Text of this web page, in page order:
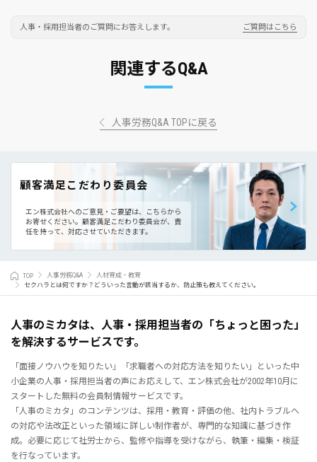
人事・採用担当者のご質問にお答えします。 ご質問はこちら
関連するQ&A
人事労務Q&A TOPに戻る
顧客満足こだわり委員会
エン株式会社へのご意見・ご要望は、こちらから
お寄せください。 顧客満足こだわり委員会が、責
任を持って、対応させていただきます。
TOP 人事労務Q&A
人材育成・教育
セクハラとは何ですか？どういった言動が該当するか、防止策も教えてください。
人事のミカタは、人事・採用担当者の「ちょっと困った」
を解決するサービスです。
「面接ノウハウを知りたい」「求職者への対応方法を知りたい」といった中
小企業の人事・採用担当者の声にお応えして、エン株式会社が2002年10月に
スタートした無料の会員制情報サービスです。
「人事のミカタ」のコンテンツは、採用・教育・評価の他、社内トラブルへ
の対応や法改正といった領域に詳しい制作者が、専門的な知識に基づき作
成。必要に応じて社労士から、監修や指導を受けながら、執筆・編集・検証
を行なっています。